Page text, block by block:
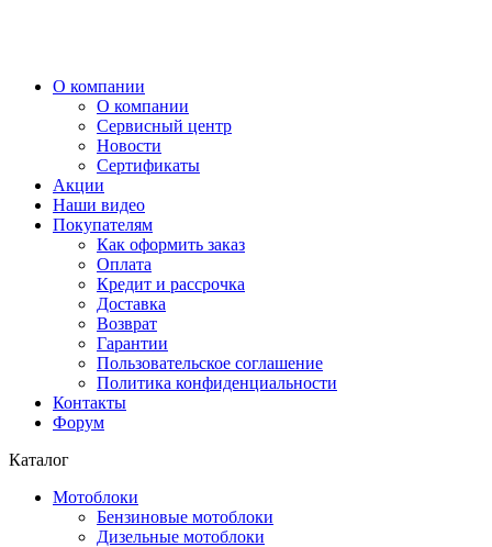
О компании
О компании
Сервисный центр
Новости
Сертификаты
Акции
Наши видео
Покупателям
Как оформить заказ
Оплата
Кредит и рассрочка
Доставка
Возврат
Гарантии
Пользовательское соглашение
Политика конфиденциальности
Контакты
Форум
Каталог
Мотоблоки
Бензиновые мотоблоки
Дизельные мотоблоки